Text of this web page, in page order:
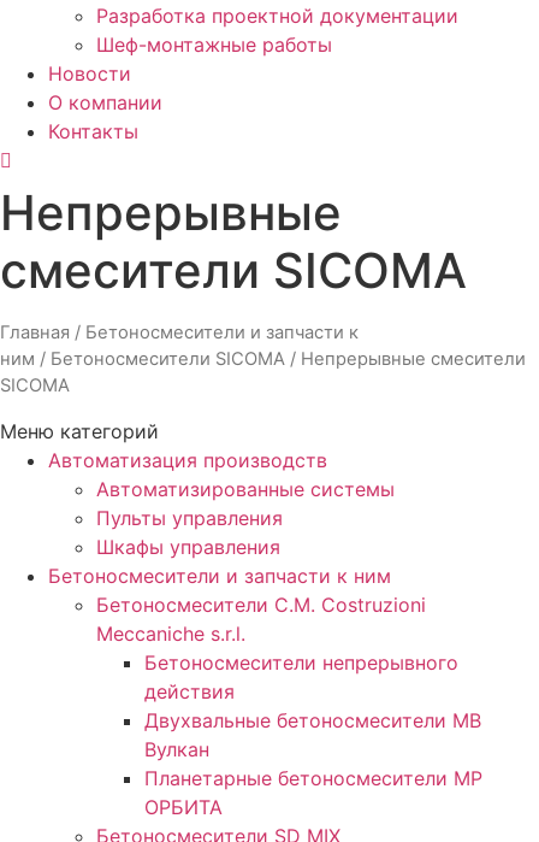
Разработка проектной документации
Шеф-монтажные работы
Новости
О компании
Контакты
Непрерывные
смесители SICOMA
Главная / Бетоносмесители и запчасти к
ним / Бетоносмесители SICOMA / Непрерывные смесители
SICOMA
Меню категорий
Автоматизация производств
Автоматизированные системы
Пульты управления
Шкафы управления
Бетоносмесители и запчасти к ним
Бетоносмесители C.M. Costruzioni
Meccaniche s.r.l.
Бетоносмесители непрерывного
действия
Двухвальные бетоносмесители MB
Вулкан
Планетарные бетоносмесители MP
ОРБИТА
Бетоносмесители SD MIX